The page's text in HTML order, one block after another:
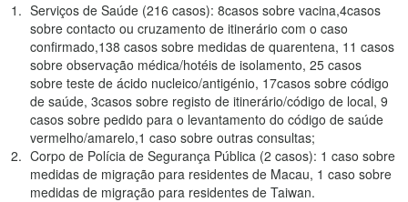
Serviços de Saúde (216 casos): 8 casos sobre vacina, 4 casos
sobre contacto ou cruzamento de itinerário com o caso
confirmado, 138 casos sobre medidas de quarentena, 11 casos
sobre observação médica/hotéis de isolamento, 25 casos
sobre teste de ácido nucleico/antigénio, 17 casos sobre código
de saúde, 3 casos sobre registo de itinerário/código de local, 9
casos sobre pedido para o levantamento do código de saúde
vermelho/amarelo, 1 caso sobre outras consultas;
Corpo de Polícia de Segurança Pública (2 casos): 1 caso sobre
medidas de migração para residentes de Macau, 1 caso sobre
medidas de migração para residentes de Taiwan.